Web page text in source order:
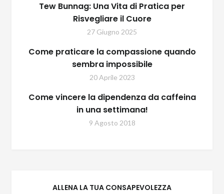
Tew Bunnag: Una Vita di Pratica per
Risvegliare il Cuore
27 Giugno 2025
Come praticare la compassione quando
sembra impossibile
20 Aprile 2023
Come vincere la dipendenza da caffeina
in una settimana!
9 Agosto 2018
ALLENA LA TUA CONSAPEVOLEZZA